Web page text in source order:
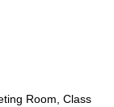
Room, Class